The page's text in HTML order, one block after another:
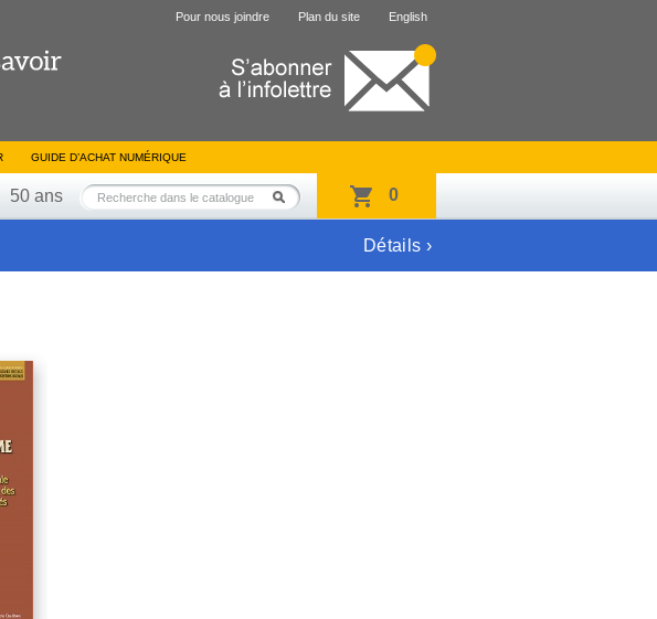
Pour nous joindre Plan du site English
GUIDE D’ACHAT NUMÉRIQUE
50 ans 0
Détails ›